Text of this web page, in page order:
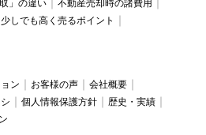
」の違い
不動産売却時の諸費用
少しでも高く売るポイント
ン お客様の声
会社概要
個人情報保護方針
歴史・実績